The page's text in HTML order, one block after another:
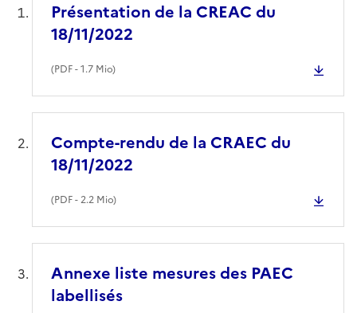
Présentation de la CREAC du
18/11/2022
(PDF- 1.7 Mio)
Compte-rendu de la CRAEC du
18/11/2022
(PDF- 2.2 Mio)
Annexe liste mesures des PAEC
labellisés